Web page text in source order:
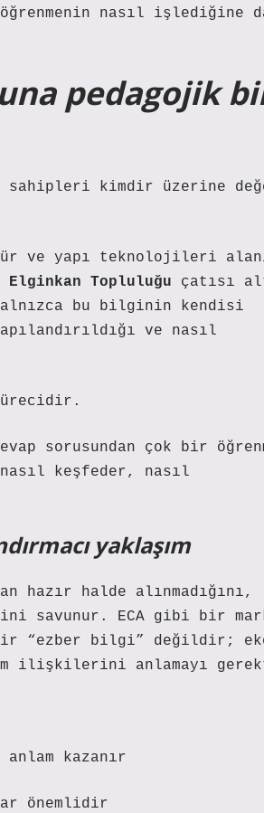
nasıl işlediğine
pedagojik
sahipleri kimdir üzerine
ve yapı teknolojileri
Elginkan Topluluğu çatısı
bu bilginin kendisi
ve nasıl
sorusundan çok bir
keşfeder, nasıl
yaklaşım
hazır halde alınmadığını,
savunur. ECA gibi bir
“ezber bilgi” değildir;
ilişkilerini anlamayı
kazanır
önemlidir